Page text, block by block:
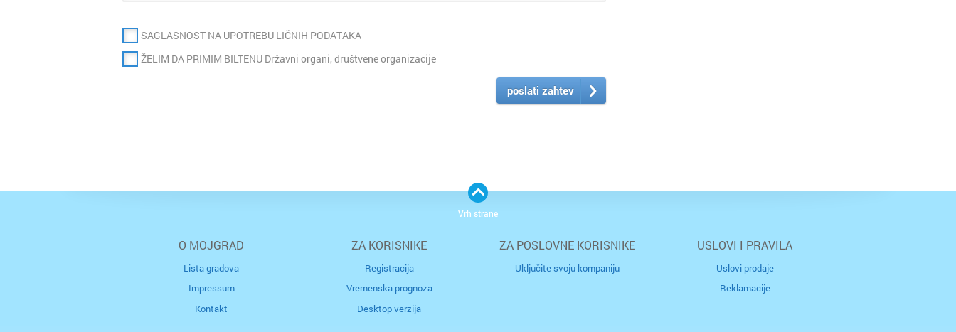
SAGLASNOST NA UPOTREBU LIČNIH PODATAKA
ŽELIM DA PRIMIM BILTENU Državni organi, društvene organizacije
poslati zahtev
O MOJGRAD
Lista gradova
Impressum
Kontakt
ZA KORISNIKE
Registracija
Vremenska prognoza
Desktop verzija
ZA POSLOVNE KORISNIKE
Uključite svoju kompaniju
USLOVI I PRAVILA
Uslovi prodaje
Reklamacije
Vrh strane